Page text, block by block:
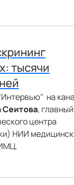
тысячи
на
Сеитова, главный
центра
НИИ